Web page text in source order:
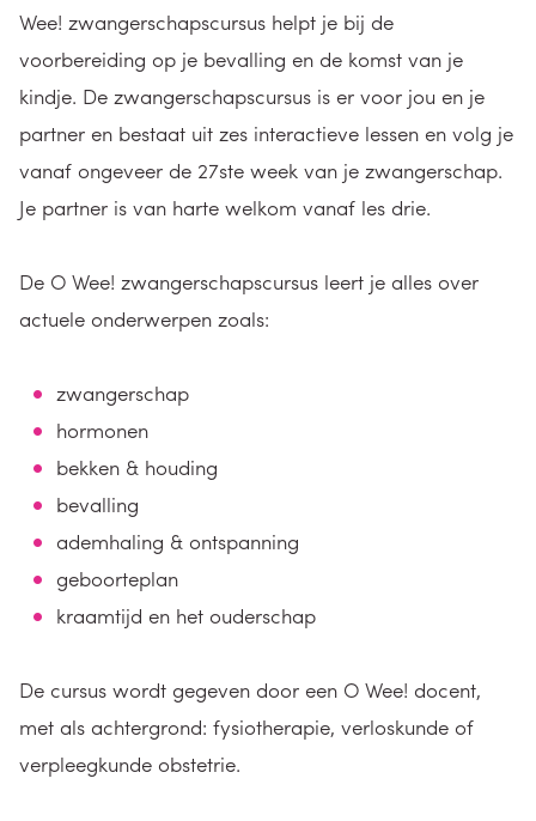
Wee! zwangerschapscursus helpt je bij de
voorbereiding op je bevalling en de komst van je
kindje. De zwangerschapscursus is er voor jou en je
partner en bestaat uit zes interactieve lessen en volg je
vanaf ongeveer de 27ste week van je zwangerschap.
Je partner is van harte welkom vanaf les drie.
De O Wee! zwangerschapscursus leert je alles over
actuele onderwerpen zoals:
zwangerschap
hormonen
bekken & houding
bevalling
ademhaling & ontspanning
geboorteplan
kraamtijd en het ouderschap
De cursus wordt gegeven door een O Wee! docent,
met als achtergrond: fysiotherapie, verloskunde of
verpleegkunde obstetrie.